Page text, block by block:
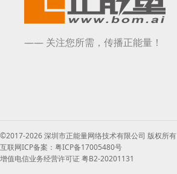
—— 关注您所需，传播正能量！
©2017-2026 深圳市正能量网络技术有限公司 版权所有
互联网ICP备案：粤ICP备17005480号
增值电信业务经营许可证 粤B2-20201131